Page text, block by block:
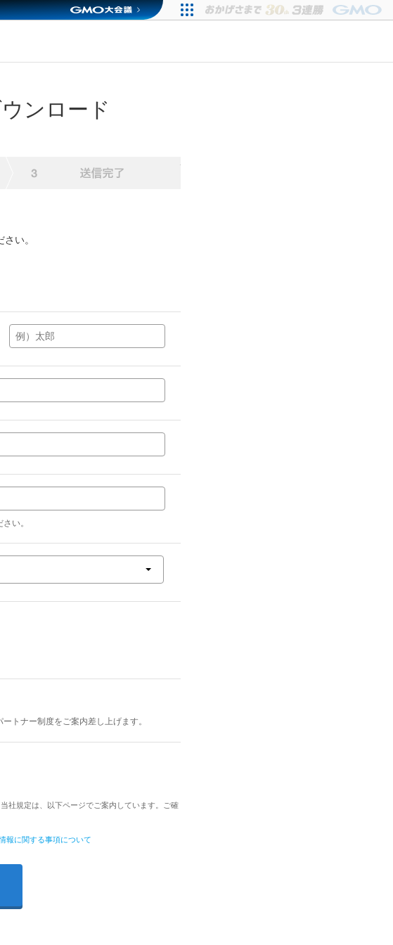
ンロード
い。
い。
トナー制度をご案内差し上げます。
社規定は、以下ページでご案内しています。ご確
報に関する事項について